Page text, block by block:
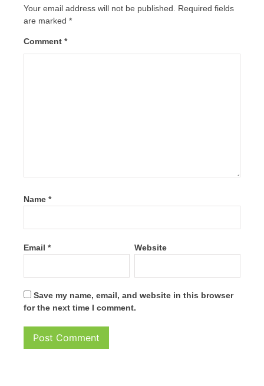
Your email address will not be published.
Required fields
are marked *
Comment *
Name *
Email * Website
Save my name, email, and website in this browser
for the next time I comment.